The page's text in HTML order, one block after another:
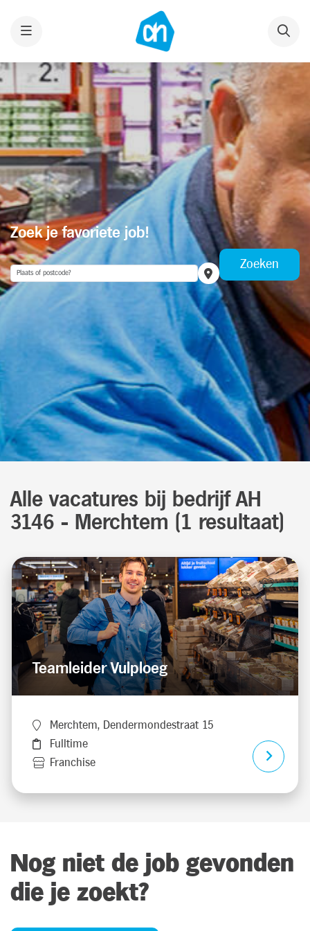
Menu
Zoek je favoriete job!
Zoeken
Alle vacatures bij bedrijf AH
3146 - Merchtem
1 resultaat
Teamleider Vulploeg
Merchtem, Dendermondestraat 15
Fulltime
Franchise
Nog niet de job gevonden
die je zoekt?